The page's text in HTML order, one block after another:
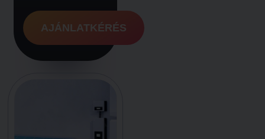
AJÁNLATKÉRÉS